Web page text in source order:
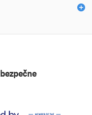
bezpečne